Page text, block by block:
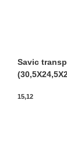
Savic
15,12